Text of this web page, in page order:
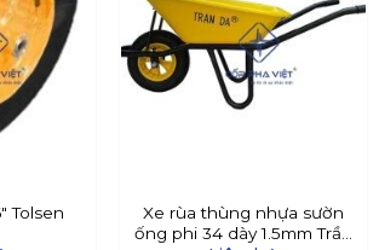
Tolsen
Xe rùa thùng nhựa sườn
ống phi 34 dày 1.5mm Trần